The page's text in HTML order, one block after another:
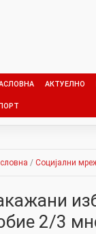
АКТУЕЛНО
/ Социјални
2/3